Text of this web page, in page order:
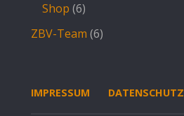
Shop (6)
ZBV-Team (6)
IMPRESSUM DATENSCHUTZ